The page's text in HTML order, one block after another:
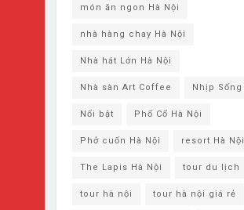
món ăn ngon Hà Nội
nhà hàng chay Hà Nội
Nhà hát Lớn Hà Nội
Nhà sàn Art Coffee Nhịp Sống
Nổi bật Phố Cổ Hà Nội
Phở cuốn Hà Nội resort Hà Nội
The Lapis Hà Nội tour du lịch
tour hà nội tour hà nội giá rẻ